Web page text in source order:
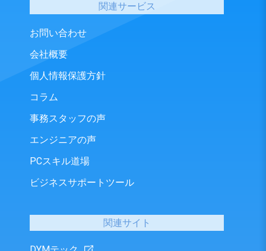
関連サービス
お問い合わせ
会社概要
個人情報保護方針
コラム
事務スタッフの声
エンジニアの声
PCスキル道場
ビジネスサポートツール
関連サイト